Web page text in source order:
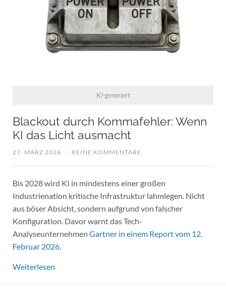
KI-generiert
Blackout durch Kommafehler: Wenn
KI das Licht ausmacht
27. MÄRZ 2026 / KEINE KOMMENTARE
Bis 2028 wird KI in mindestens einer großen
Industrienation kritische Infrastruktur lahmlegen. Nicht
aus böser Absicht, sondern aufgrund von falscher
Konfiguration. Davor warnt das Tech-
Analyseunternehmen Gartner in einem Report vom 12.
Februar 2026.
Weiterlesen